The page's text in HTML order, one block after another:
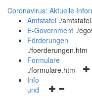
Coronavirus: Aktuelle
Amtstafel ./
E-Government ./
Förderungen
./foerderungen.htm
Formulare
./formulare.htm
Info-
und